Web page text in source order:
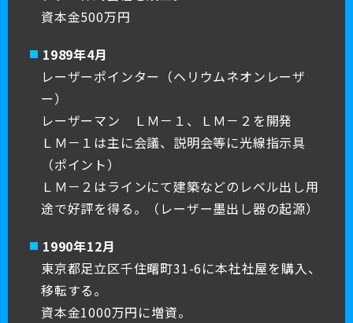
資本金500万円
1989年4月
レーザーポインター（ヘリウムネオンレーザ
ー）
レーザーマン ＬＭ－１、ＬＭ－２を開発
ＬＭ－１は主に会議、説明会等に光線指示具
（ポイント）
ＬＭ－２はラインにて建築などのレベル出し用
途で好評を得る。（レーザー墨出し器の起源）
1990年12月
東京都足立区千住曙町31-6に本社社屋を購入、
移転する。
資本金1000万円に増資。